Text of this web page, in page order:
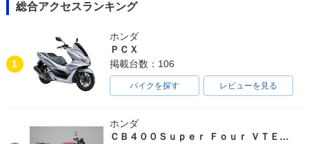
総合アクセスランキング
1
ホンダ
ＰＣＸ
掲載台数：106
バイクを探す レビューを見る
ホンダ
ＣＢ４００Ｓｕｐｅｒ Ｆｏｕｒ ＶＴＥＣ ＳＰＥＣ３